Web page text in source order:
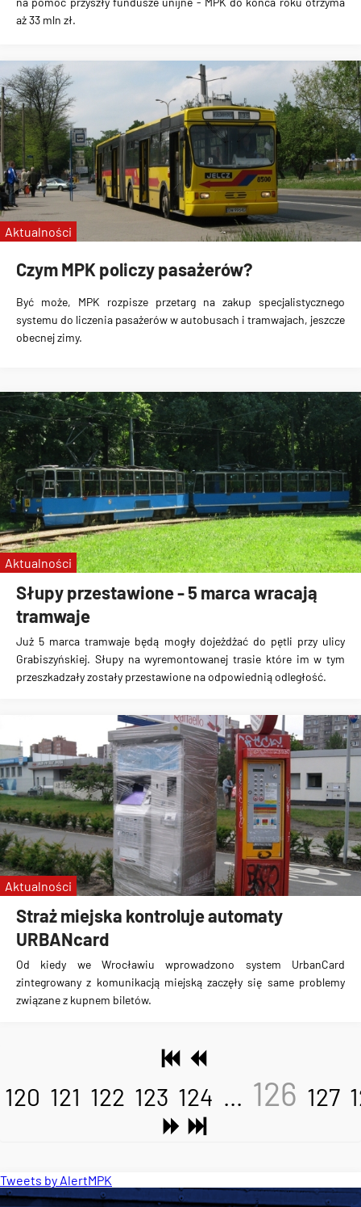
aż 33 mln zł.
Czym MPK policzy pasażerów?
Być może, MPK rozpisze przetarg na zakup specjalistycznego
systemu do liczenia pasażerów w autobusach i tramwajach, jeszcze
obecnej zimy.
Aktualności
Słupy przestawione - 5 marca wracają
tramwaje
Już 5 marca tramwaje będą mogły dojeżdżać do pętli przy ulicy
Grabiszyńskiej. Słupy na wyremontowanej trasie które im w tym
przeszkadzały zostały przestawione na odpowiednią odległość.
Aktualności
Straż miejska kontroluje automaty
URBANcard
Od kiedy we Wrocławiu wprowadzono system UrbanCard
zintegrowany z komunikacją miejską zaczęły się same problemy
związane z kupnem biletów.
Aktualności
120 121 122 123 124 ... 126 127
Tweets by AlertMPK